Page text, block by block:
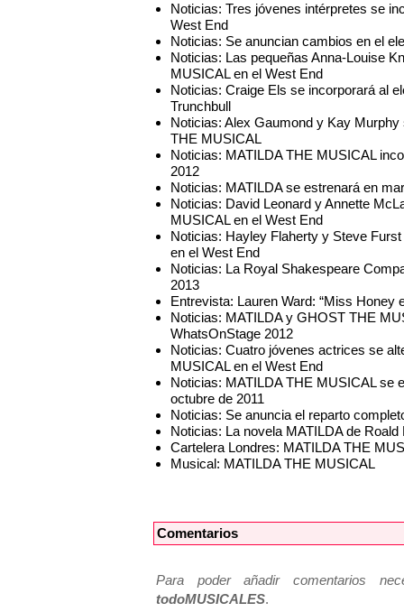
Noticias: Tres jóvenes intérpretes se
West End
Noticias: Se anuncian cambios en el
Noticias: Las pequeñas Anna-Louise
MUSICAL en el West End
Noticias: Craige Els se incorporará al
Trunchbull
Noticias: Alex Gaumond y Kay
THE MUSICAL
Noticias: MATILDA THE MUSICAL
2012
Noticias: MATILDA se estrenará en
Noticias: David Leonard y Annette
MUSICAL en el West End
Noticias: Hayley Flaherty y Steve
en el West End
Noticias: La Royal Shakespeare
2013
Entrevista: Lauren Ward: “Miss Honey
Noticias: MATILDA y GHOST THE
WhatsOnStage 2012
Noticias: Cuatro jóvenes actrices se
MUSICAL en el West End
Noticias: MATILDA THE MUSICAL se
octubre de 2011
Noticias: Se anuncia el reparto
Noticias: La novela MATILDA de
Cartelera Londres: MATILDA THE
Musical: MATILDA THE MUSICAL
Comentarios
Para poder añadir comentarios
todoMUSICALES.